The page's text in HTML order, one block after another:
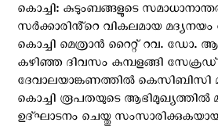
കൊച്ചി: കുടുംബങ്ങളുടെ
സർക്കാരിൻ്റെ വികലമായ
കൊച്ചി മെത്രാൻ റൈറ്റ് റവ. ഡോ.
കഴിഞ്ഞ ദിവസം കുമ്പളങ്ങി സേക്രഡ്
ദേവാലയാങ്കണത്തിൽ കെസിബിസി
കൊച്ചി രൂപതയുടെ ആഭിമുഖ്യത്തിൽ
ഉദ്ഘാടനം ചെയ്തു